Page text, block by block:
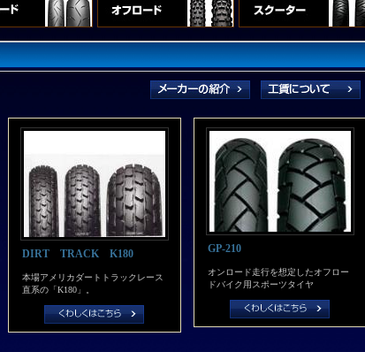
DIRT TRACK K180
本場アメリカダートトラックレース
直系の「K180」。
GP-210
オンロード走行を想定したオフロー
ドバイク用スポーツタイヤ